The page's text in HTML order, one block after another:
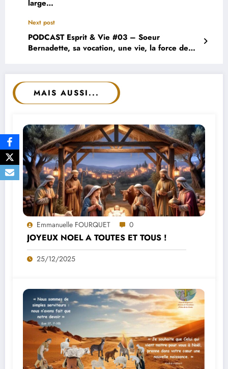
large…
Next post
PODCAST Esprit & Vie #03 – Soeur
Bernadette, sa vocation, une vie, la force de
MAIS AUSSI...
Emmanuelle FOURQUET 0
JOYEUX NOEL A TOUTES ET TOUS !
25/12/2025